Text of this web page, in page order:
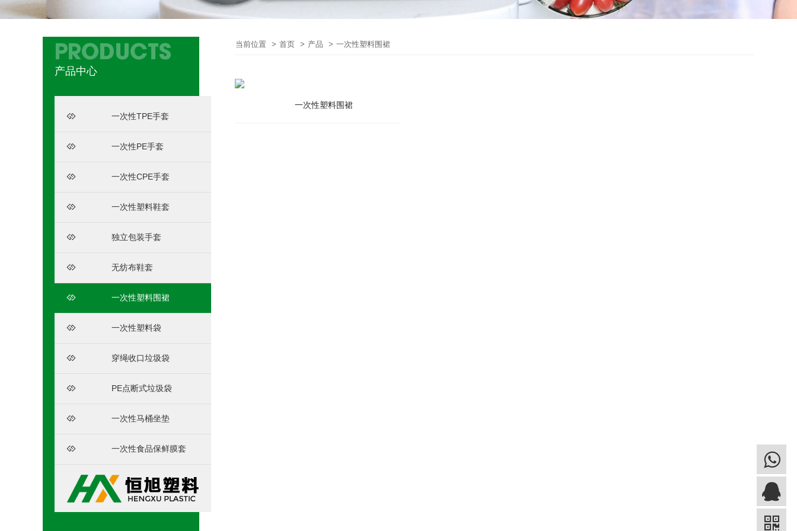
PRODUCTS
产品中心
一次性TPE手套
一次性PE手套
一次性CPE手套
一次性塑料鞋套
独立包装手套
无纺布鞋套
一次性塑料围裙
一次性塑料袋
穿绳收口垃圾袋
PE点断式垃圾袋
一次性马桶坐垫
一次性食品保鲜膜套
当前位置 > 首页 > 产品 > 一次性塑料围裙
一次性塑料围裙